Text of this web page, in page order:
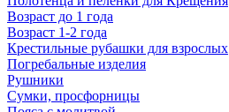
Возраст до 1 года
Возраст 1-2 года
Крестильные рубашки для взрослых
Погребальные изделия
Рушники
Сумки, просфорницы